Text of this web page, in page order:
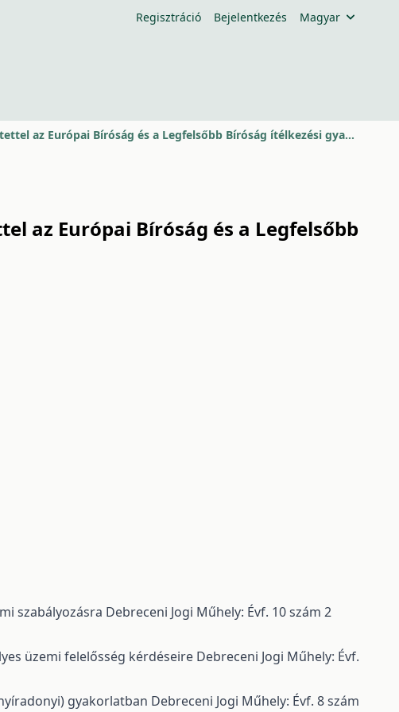
Regisztráció Bejelentkezés Magyar
A rendkívüli munkavégzés díjazásának szabályai, különös tekintettel az Európai Bíróság és a Legfelsőbb Bíróság ítélkezési gyakorlatára
az Európai Bíróság és a Legfelsőbb
szabályozásra Debreceni Jogi Műhely: Évf. 10 szám 2
üzemi felelősség kérdéseire Debreceni Jogi Műhely: Évf.
gyakorlatban Debreceni Jogi Műhely: Évf. 8 szám